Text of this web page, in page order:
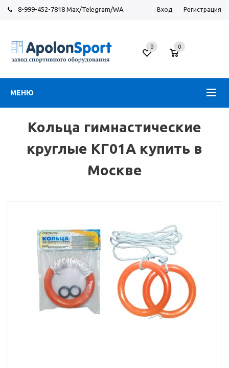
8-999-452-7818 Max/Telegram/WA Вход Регистрация
МЕНЮ
Москва
Новорязанское
0
0
Кольца гимнастические
круглые КГ01А купить в
Москве